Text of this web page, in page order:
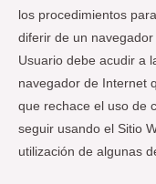
los procedimientos
diferir de un
Usuario debe acudir a
navegador de Internet
que rechace el uso de
seguir usando el Sitio
utilización de algunas